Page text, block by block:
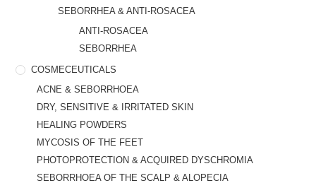
SEBORRHEA & ANTI-ROSACEA
ANTI-ROSACEA
SEBORRHEA
COSMECEUTICALS
ACNE & SEBORRHOEA
DRY, SENSITIVE & IRRITATED SKIN
HEALING POWDERS
MYCOSIS OF THE FEET
PHOTOPROTECTION & ACQUIRED DYSCHROMIA
SEBORRHOEA OF THE SCALP & ALOPECIA